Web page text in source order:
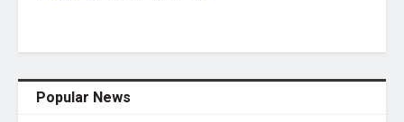
Popular News